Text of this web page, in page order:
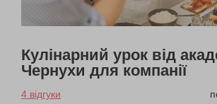
Кулінарний урок від
Чернухи для компанії
4 відгуки